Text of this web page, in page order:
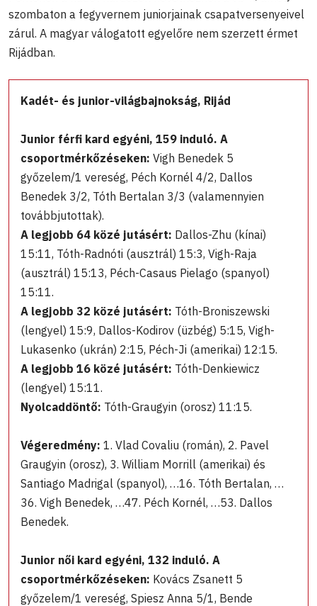
szombaton a fegyvernem juniorjainak csapatversenyeivel
zárul. A magyar válogatott egyelőre nem szerzett érmet
Rijádban.
Kadét- és junior-világbajnokság, Rijád
Junior férfi kard egyéni, 159 induló. A
csoportmérkőzéseken: Vigh Benedek 5
győzelem/1 vereség, Péch Kornél 4/2, Dallos
Benedek 3/2, Tóth Bertalan 3/3 (valamennyien
továbbjutottak).
A legjobb 64 közé jutásért: Dallos-Zhu (kínai)
15:11, Tóth-Radnóti (ausztrál) 15:3, Vigh-Raja
(ausztrál) 15:13, Péch-Casaus Pielago (spanyol)
15:11.
A legjobb 32 közé jutásért: Tóth-Broniszewski
(lengyel) 15:9, Dallos-Kodirov (üzbég) 5:15, Vigh-
Lukasenko (ukrán) 2:15, Péch-Ji (amerikai) 12:15.
A legjobb 16 közé jutásért: Tóth-Denkiewicz
(lengyel) 15:11.
Nyolcaddöntő: Tóth-Graugyin (orosz) 11:15.
Végeredmény: 1. Vlad Covaliu (román), 2. Pavel
Graugyin (orosz), 3. William Morrill (amerikai) és
Santiago Madrigal (spanyol), …16. Tóth Bertalan, …
36. Vigh Benedek, …47. Péch Kornél, …53. Dallos
Benedek.
Junior női kard egyéni, 132 induló. A
csoportmérkőzéseken: Kovács Zsanett 5
győzelem/1 vereség, Spiesz Anna 5/1, Bende